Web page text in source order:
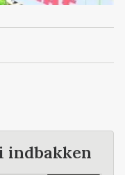
indbakken